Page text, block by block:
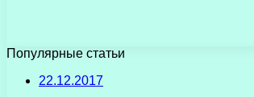
Популярные статьи
22.12.2017